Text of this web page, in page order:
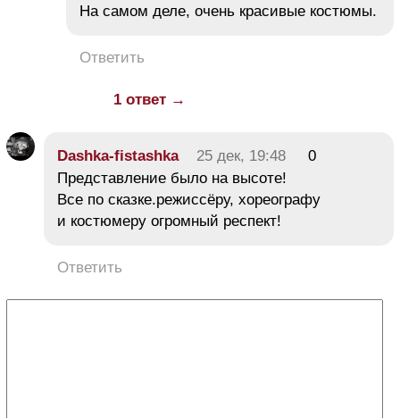
На самом деле, очень красивые костюмы.
Ответить
1 ответ →
Dashka-fistashka 25 дек, 19:48
0
Представление было на высоте!
Все по сказке.режиссёру, хореографу
и костюмеру огромный респект!
Ответить